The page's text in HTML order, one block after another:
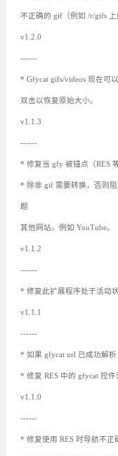
不正确的 gif（例如 /r/gifs 上
v1.2.0
------
* Gfycat gifs/videos 现在可
双击以恢复原始大小。
v1.1.3
------
* 修复当 gfy 被锚点（RES
* 除非 gif 需要转换，否则阻
题
其他网站，例如 YouTube。
v1.1.2
------
* 修复此扩展程序处于活动
v1.1.1
------
* 如果 gfycat url 已成功解析
* 修复 RES 中的 gfycat 控件
v1.1.0
------
* 修复使用 RES 时导航不正